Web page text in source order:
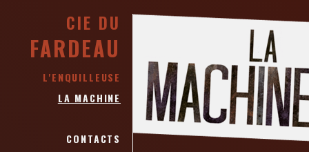
COMPAGN
IE DU
FARDEAU
L'ENQUILLEUSE
LA MACHINE
CONTACTS